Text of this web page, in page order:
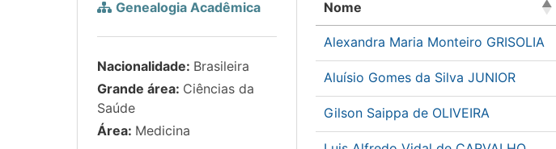
Genealogia Acadêmica
Nacionalidade: Brasileira
Grande área: Ciências da
Saúde
Área: Medicina
Nome
Alexandra Maria Monteiro GRISOLIA
Aluísio Gomes da Silva JUNIOR
Gilson Saippa de OLIVEIRA